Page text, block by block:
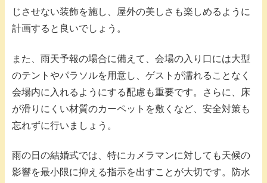
じさせない装飾を施し、屋外の美しさも楽しめるように
計画すると良いでしょう。
また、雨天予報の場合に備えて、会場の入り口には大型
のテントやパラソルを用意し、ゲストが濡れることなく
会場内に入れるようにする配慮も重要です。さらに、床
が滑りにくい材質のカーペットを敷くなど、安全対策も
忘れずに行いましょう。
雨の日の結婚式では、特にカメラマンに対しても天候の
影響を最小限に抑える指示を出すことが大切です。防水